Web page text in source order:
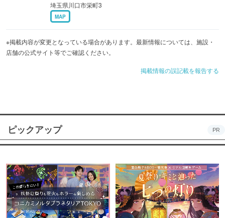
埼玉県川口市栄町3
MAP
※掲載内容が変更となっている場合があります。最新情報については、施設・
店舗の公式サイト等でご確認ください。
掲載情報の誤記載を報告する
ピックアップ PR